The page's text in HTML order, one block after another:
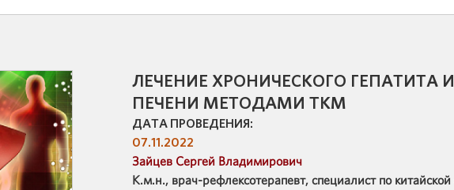
ЛЕЧЕНИЕ ХРОНИЧЕСКОГО ГЕПАТИТА
ПЕЧЕНИ МЕТОДАМИ ТКМ
ДАТА ПРОВЕДЕНИЯ:
07.11.2022
Зайцев Сергей Владимирович
К.м.н., врач-рефлексотерапевт, специалист по